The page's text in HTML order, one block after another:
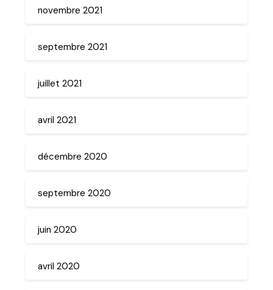
novembre 2021
septembre 2021
juillet 2021
avril 2021
décembre 2020
septembre 2020
juin 2020
avril 2020